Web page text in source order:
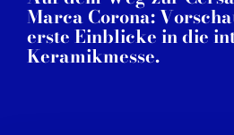
Marca Corona:
erste Einblicke in die
Keramikmesse.